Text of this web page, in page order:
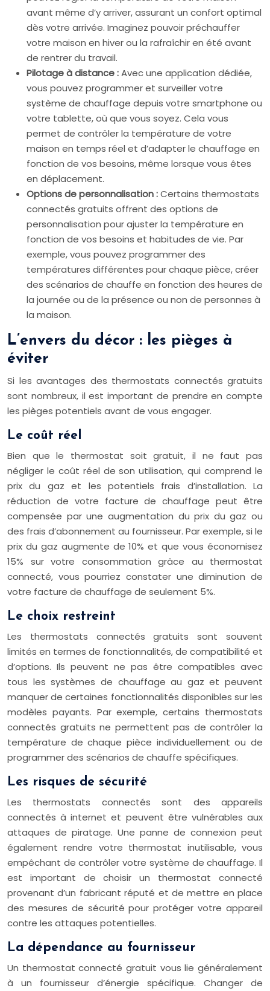
avant même d’y arriver, assurant un confort optimal
dès votre arrivée. Imaginez pouvoir préchauffer
votre maison en hiver ou la rafraîchir en été avant
de rentrer du travail.
Pilotage à distance :Avec une application dédiée,
vous pouvez programmer et surveiller votre
système de chauffage depuis votre smartphone ou
votre tablette, où que vous soyez. Cela vous
permet de contrôler la température de votre
maison en temps réel et d’adapter le chauffage en
fonction de vos besoins, même lorsque vous êtes
en déplacement.
Options de personnalisation :Certains thermostats
connectés gratuits offrent des options de
personnalisation pour ajuster la température en
fonction de vos besoins et habitudes de vie. Par
exemple, vous pouvez programmer des
températures différentes pour chaque pièce, créer
des scénarios de chauffe en fonction des heures de
la journée ou de la présence ou non de personnes à
la maison.
L’envers du décor : les pièges à
éviter
Si les avantages des thermostats connectés gratuits
sont nombreux, il est important de prendre en compte
les pièges potentiels avant de vous engager.
Le coût réel
Bien que le thermostat soit gratuit, il ne faut pas
négliger le coût réel de son utilisation, qui comprend le
prix du gaz et les potentiels frais d’installation. La
réduction de votre facture de chauffage peut être
compensée par une augmentation du prix du gaz ou
des frais d’abonnement au fournisseur. Par exemple, si le
prix du gaz augmente de 10% et que vous économisez
15% sur votre consommation grâce au thermostat
connecté, vous pourriez constater une diminution de
votre facture de chauffage de seulement 5%.
Le choix restreint
Les thermostats connectés gratuits sont souvent
limités en termes de fonctionnalités, de compatibilité et
d’options. Ils peuvent ne pas être compatibles avec
tous les systèmes de chauffage au gaz et peuvent
manquer de certaines fonctionnalités disponibles sur les
modèles payants. Par exemple, certains thermostats
connectés gratuits ne permettent pas de contrôler la
température de chaque pièce individuellement ou de
programmer des scénarios de chauffe spécifiques.
Les risques de sécurité
Les thermostats connectés sont des appareils
connectés à internet et peuvent être vulnérables aux
attaques de piratage. Une panne de connexion peut
également rendre votre thermostat inutilisable, vous
empêchant de contrôler votre système de chauffage. Il
est important de choisir un thermostat connecté
provenant d’un fabricant réputé et de mettre en place
des mesures de sécurité pour protéger votre appareil
contre les attaques potentielles.
La dépendance au fournisseur
Un thermostat connecté gratuit vous lie généralement
à un fournisseur d’énergie spécifique. Changer de